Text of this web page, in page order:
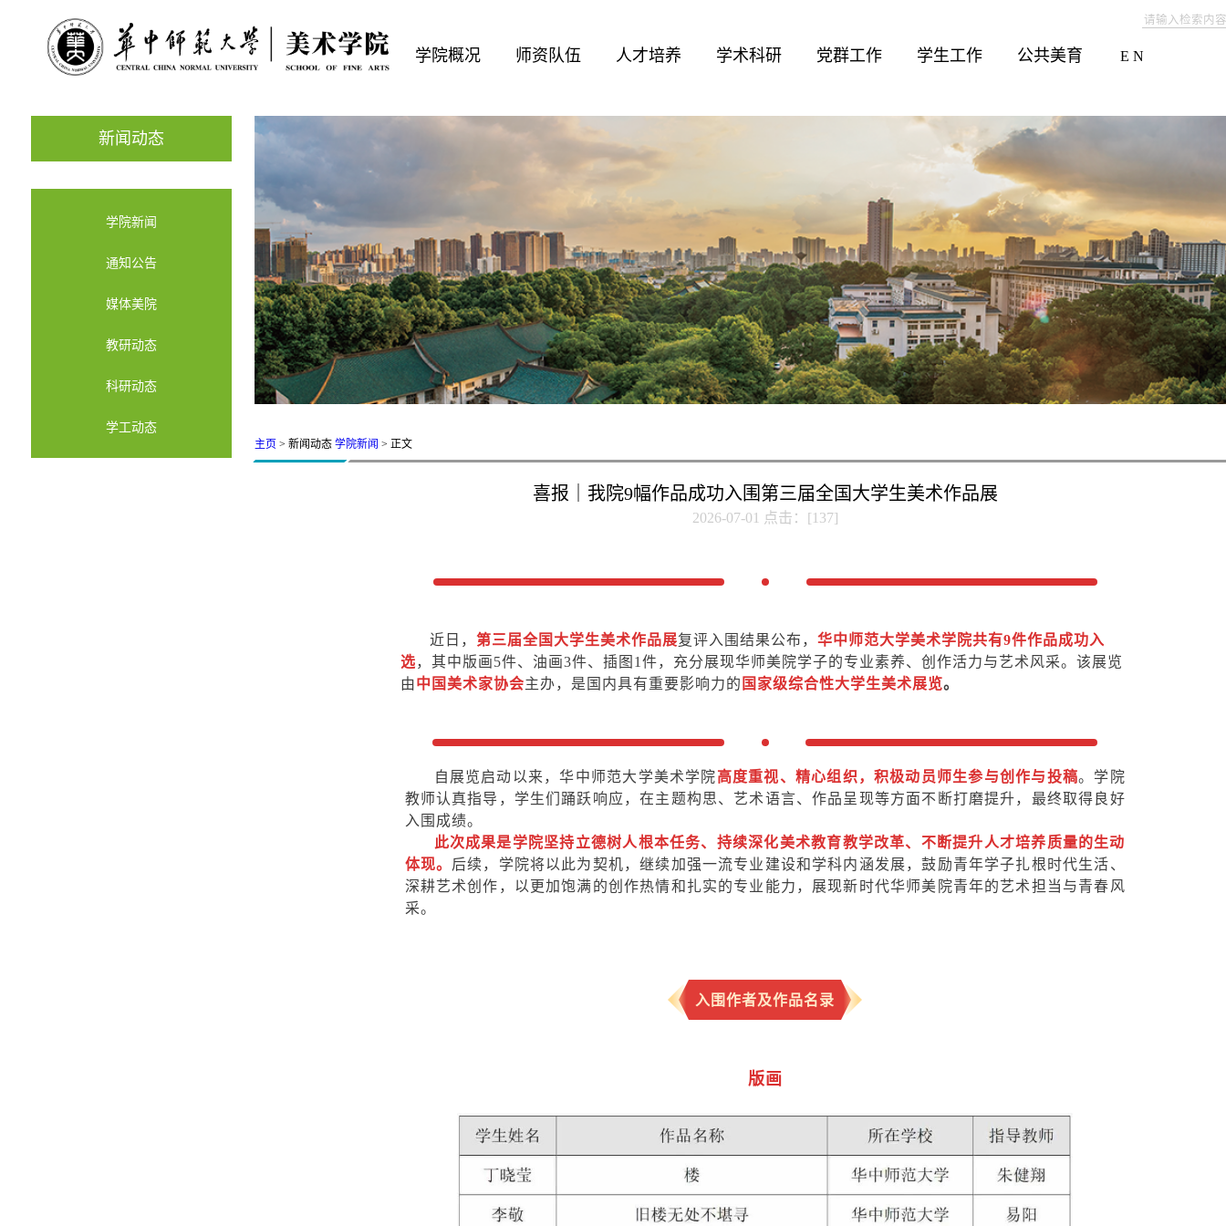
学院概况 师资队伍 人才培养 学术科研 党群工作 学生工作 公共美育 E N
新闻动态
学院新闻
通知公告
媒体美院
教研动态
科研动态
学工动态
主页 > 新闻动态 学院新闻 > 正文
喜报｜我院9幅作品成功入围第三届全国大学生美术作品展
2026-07-01 点击：[137]
近日， 第三届全国大学生美术作品展复评入围结果公布， 华中师范大学美术学院共有9件作品成功入
选，其中版画5件、油画3件、插图1件，充分展现华师美院学子的专业素养、创作活力与艺术风采。该展览
由中国 美术家协会主办，是国内具有重要影响力的 国家级综合性大学生美术展览。
自展览启动以来，华中师范大学美术学院高度重视、精心组织，积极动员师生参与创作与投稿。学院
教师认真指导，学生们踊跃响应，在主题构思、艺术语言、作品呈现等方面不断打磨提升，最终取得良好
入围成绩。
此次成果是学院坚持立德树人根本任务、持续深化美术教育教学改革、不断提升人才培养质量的生动
体现。 后续，学院将以此为契机，继续加强一流专业建设和学科内涵发展，鼓励青年学子扎根时代生活、
深耕艺术创作，以更加饱满的创作热情和扎实的专业能力，展现新时代华师美院青年的艺术担当与青春风
采。
入围作者及作品名录
版画